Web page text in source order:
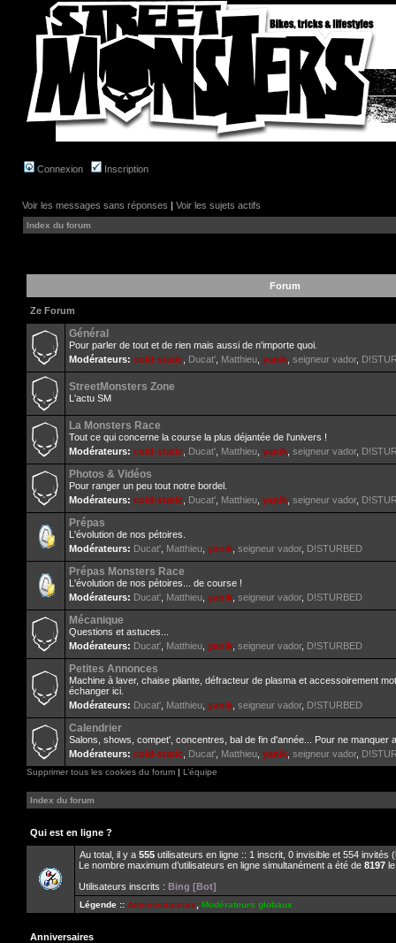
Connexion Inscription
Voir les messages sans réponses | Voir les sujets actifs
Index du forum
Forum
Ze Forum
Général
Pour parler de tout et de rien mais aussi de n'importe quoi.
Modérateurs: cold-static Ducat' Matthieu yanik seigneur vador,
StreetMonsters Zone
L'actu SM
La Monsters Race
Tout ce qui concerne la course la plus déjantée de l'univers !
Modérateurs: cold-static Ducat' Matthieu yanik seigneur vador,
Photos & Vidéos
Pour ranger un peu tout notre bordel.
Modérateurs: cold-static Ducat' Matthieu yanik seigneur vador,
Prépas
L'évolution de nos pétoires.
Modérateurs: Ducat' Matthieu yanik seigneur vador, D!STURBED
Prépas Monsters Race
L'évolution de nos pétoires... de course !
Modérateurs: Ducat' Matthieu yanik seigneur vador, D!STURBED
Mécanique
Questions et astuces...
Modérateurs: Ducat' Matthieu yanik seigneur vador, D!STURBED
Petites Annonces
Machine à laver, chaise pliante, défracteur de plasma et accessoirement
échanger ici.
Modérateurs: Ducat' Matthieu yanik seigneur vador, D!STURBED
Calendrier
Salons, shows, compet', concentres, bal de fin d'année... Pour ne manquer
Modérateurs: cold-static Ducat' Matthieu yanik seigneur vador,
Supprimer tous les cookies du forum | L’équipe
Index du forum
Qui est en ligne ?
Au total, il y a 555 utilisateurs en ligne :: 1 inscrit, 0 invisible et 554
Le nombre maximum d’utilisateurs en ligne simultanément a été de 8197
Utilisateurs inscrits : Bing [Bot]
Légende :: Administrateurs Modérateurs globaux
Anniversaires